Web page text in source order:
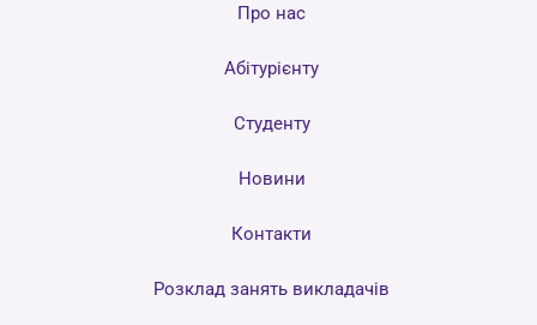
Про нас
Абітурієнту
Студенту
Новини
Контакти
Розклад занять викладачів